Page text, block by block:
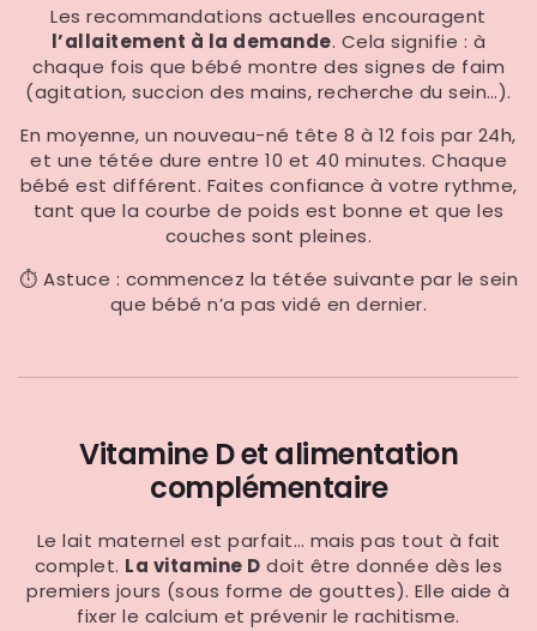
Les recommandations actuelles encouragent
l’allaitement à la demande. Cela signifie : à
chaque fois que bébé montre des signes de faim
(agitation, succion des mains, recherche du sein…).
En moyenne, un nouveau-né tête 8 à 12 fois par 24h,
et une tétée dure entre 10 et 40 minutes. Chaque
bébé est différent. Faites confiance à votre rythme,
tant que la courbe de poids est bonne et que les
couches sont pleines.
⏱ Astuce : commencez la tétée suivante par le sein
que bébé n’a pas vidé en dernier.
Vitamine D et alimentation
complémentaire
Le lait maternel est parfait… mais pas tout à fait
complet. La vitamine D doit être donnée dès les
premiers jours (sous forme de gouttes). Elle aide à
fixer le calcium et prévenir le rachitisme.